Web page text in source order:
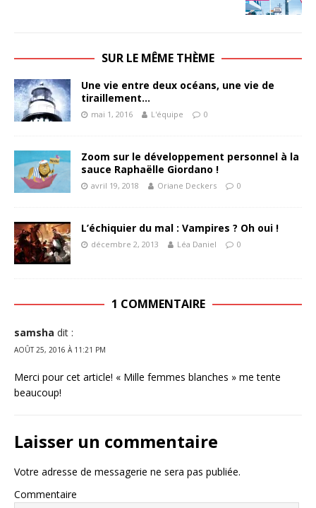
SUR LE MÊME THÈME
Une vie entre deux océans, une vie de
tiraillement…
mai 1, 2016 L'équipe 0
Zoom sur le développement personnel à la
sauce Raphaëlle Giordano !
avril 19, 2018 Oriane Deckers 0
L’échiquier du mal : Vampires ? Oh oui !
décembre 2, 2013 Léa Daniel 0
1 COMMENTAIRE
samsha dit :
AOÛT 25, 2016 À 11:21 PM
Merci pour cet article! « Mille femmes blanches » me tente
beaucoup!
Laisser un commentaire
Votre adresse de messagerie ne sera pas publiée.
Commentaire